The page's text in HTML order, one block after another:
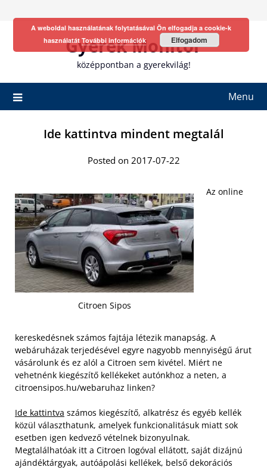
Gyerek Monitor
középpontban a gyerekvilág!
Menu
Ide kattintva mindent megtalál
Posted on 2017-07-22
Citroen Sipos
Az online
kereskedésnek számos fajtája létezik manapság. A
webáruházak terjedésével egyre nagyobb mennyiségű árut
vásárolunk és ez alól a Citroen sem kivétel. Miért ne
vehetnénk kiegészítő kellékeket autónkhoz a neten, a
citroensipos.hu/webaruhaz linken?
Ide kattintva számos kiegészítő, alkatrész és egyéb kellék
közül választhatunk, amelyek funkcionalitásuk miatt sok
esetben igen kedvező vételnek bizonyulnak.
Megtalálhatóak itt a Citroen logóval ellátott, saját dizájnú
ajándéktárgyak, autóápolási kellékek, belső dekorációs
A weboldal használatának folytatásával Ön elfogadja a cookie-k
használatát További információk Elfogadom